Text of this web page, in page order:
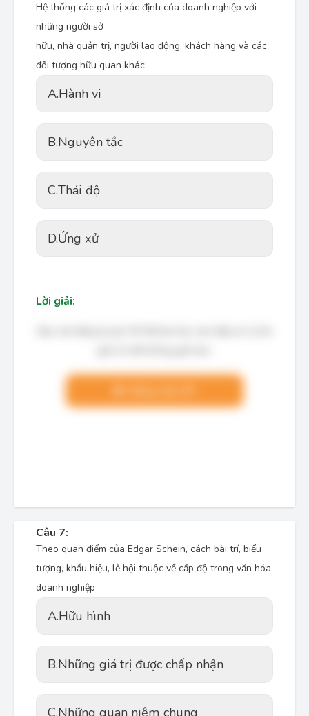
Hệ thống các giá trị xác định của doanh nghiệp với
những người sở
hữu, nhà quản trị, người lao động, khách hàng và các
đối tượng hữu quan khác
A.Hành vi
B.Nguyên tắc
C.Thái độ
D.Ứng xử
Lời giải:
Câu 7:
Theo quan điểm của Edgar Schein, cách bài trí, biểu
tượng, khẩu hiệu, lễ hội thuộc về cấp độ trong văn hóa
doanh nghiệp
A.Hữu hình
B.Những giá trị được chấp nhận
C.Những quan niệm chung